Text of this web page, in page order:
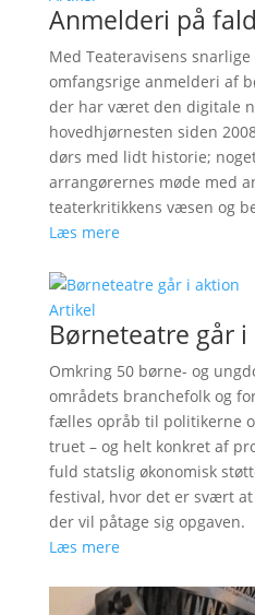
Anmelderi på
Med Teateravisens
omfangsrige anmelderi af
der har været den digitale
hovedhjørnesten siden
dørs med lidt historie;
arrangørernes møde med
teaterkritikkens væsen og
Læs mere
Artikel
Børneteatre går
Omkring 50 børne- og
områdets branchefolk og
fælles opråb til politikerne
truet – og helt konkret af
fuld statslig økonomisk
festival, hvor det er svært
der vil påtage sig opgaven.
Læs mere